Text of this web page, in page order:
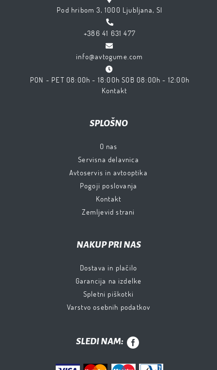
Pod hribom 3, 1000 Ljubljana, SI
+386 41 631 477
info@avtogume.com
PON - PET 08:00h - 18:00h SOB 08:00h - 12:00h
Kontakt
SPLOŠNO
O nas
Servisna delavnica
Avtoservis in avtooptika
Pogoji poslovanja
Kontakt
Zemljevid strani
NAKUP PRI NAS
Dostava in plačilo
Garancija na izdelke
Spletni piškotki
Varstvo osebnih podatkov
SLEDI NAM: